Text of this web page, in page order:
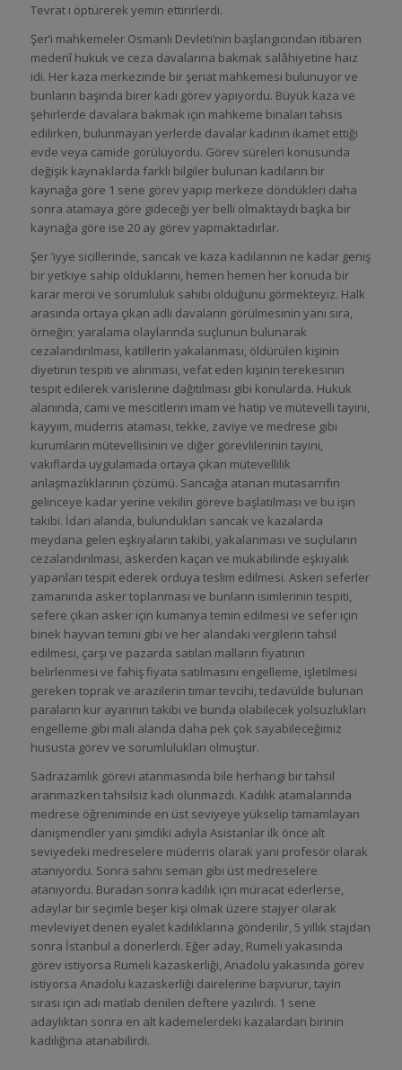
Tevrat ı öptürerek yemin ettirirlerdi.
Şer’i mahkemeler Osmanlı Devleti’nin başlangıcından itibaren
medenî hukuk ve ceza davalarına bakmak salâhiyetine haiz
idi. Her kaza merkezinde bir şeriat mahkemesi bulunuyor ve
bunların başında birer kadı görev yapıyordu. Büyük kaza ve
şehirlerde davalara bakmak için mahkeme binaları tahsis
edilirken, bulunmayan yerlerde davalar kadının ikamet ettiği
evde veya camide görülüyordu. Görev süreleri konusunda
değişik kaynaklarda farklı bilgiler bulunan kadıların bir
kaynağa göre 1 sene görev yapıp merkeze döndükleri daha
sonra atamaya göre gideceği yer belli olmaktaydı başka bir
kaynağa göre ise 20 ay görev yapmaktadırlar.
Şer ’iyye sicillerinde, sancak ve kaza kadılarının ne kadar geniş
bir yetkiye sahip olduklarını, hemen hemen her konuda bir
karar mercii ve sorumluluk sahibi olduğunu görmekteyiz. Halk
arasında ortaya çıkan adli davaların görülmesinin yanı sıra,
örneğin; yaralama olaylarında suçlunun bulunarak
cezalandırılması, katillerin yakalanması, öldürülen kişinin
diyetinin tespiti ve alınması, vefat eden kişinin terekesinin
tespit edilerek varislerine dağıtılması gibi konularda. Hukuk
alanında, cami ve mescitlerin imam ve hatip ve mütevelli tayini,
kayyım, müderris ataması, tekke, zaviye ve medrese gibi
kurumların mütevellisinin ve diğer görevlilerinin tayini,
vakıflarda uygulamada ortaya çıkan mütevellilik
anlaşmazlıklarının çözümü. Sancağa atanan mutasarrıfın
gelinceye kadar yerine vekilin göreve başlatılması ve bu işin
takibi. İdari alanda, bulundukları sancak ve kazalarda
meydana gelen eşkıyaların takibi, yakalanması ve suçluların
cezalandırılması, askerden kaçan ve mukabilinde eşkıyalık
yapanları tespit ederek orduya teslim edilmesi. Askeri seferler
zamanında asker toplanması ve bunların isimlerinin tespiti,
sefere çıkan asker için kumanya temin edilmesi ve sefer için
binek hayvan temini gibi ve her alandaki vergilerin tahsil
edilmesi, çarşı ve pazarda satılan malların fiyatının
belirlenmesi ve fahiş fiyata satılmasını engelleme, işletilmesi
gereken toprak ve arazilerin tımar tevcihi, tedavülde bulunan
paraların kur ayarının takibi ve bunda olabilecek yolsuzlukları
engelleme gibi mali alanda daha pek çok sayabileceğimiz
hususta görev ve sorumlulukları olmuştur.
Sadrazamlık görevi atanmasında bile herhangi bir tahsil
aranmazken tahsilsiz kadı olunmazdı. Kadılık atamalarında
medrese öğreniminde en üst seviyeye yükselip tamamlayan
danişmendler yani şimdiki adıyla Asistanlar ilk önce alt
seviyedeki medreselere müderris olarak yani profesör olarak
atanıyordu. Sonra sahnı seman gibi üst medreselere
atanıyordu. Buradan sonra kadılık için müracat ederlerse,
adaylar bir seçimle beşer kişi olmak üzere stajyer olarak
mevleviyet denen eyalet kadılıklarına gönderilir, 5 yıllık stajdan
sonra İstanbul a dönerlerdi. Eğer aday, Rumeli yakasında
görev istiyorsa Rumeli kazaskerliği, Anadolu yakasında görev
istiyorsa Anadolu kazaskerliği dairelerine başvurur, tayin
sırası için adı matlab denilen deftere yazılırdı. 1 sene
adaylıktan sonra en alt kademelerdeki kazalardan birinin
kadılığına atanabilirdi.